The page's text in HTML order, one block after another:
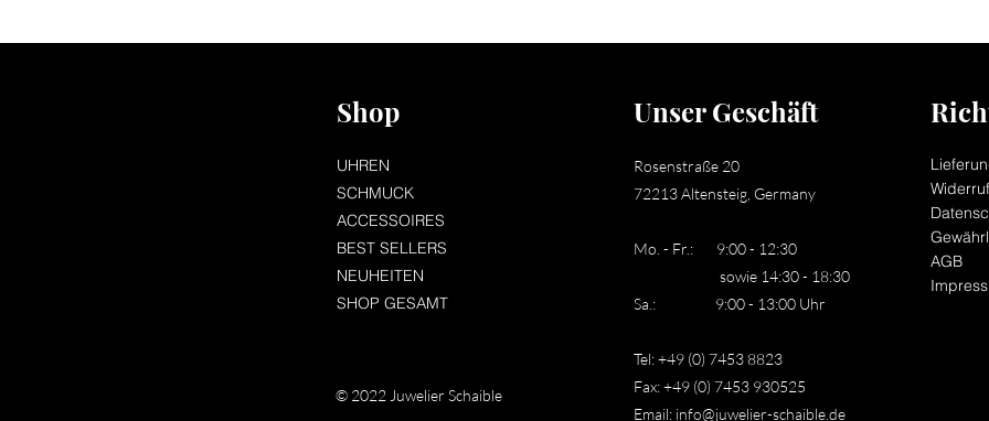
Shop
UHREN
SCHMUCK
ACCESSOIRES
BEST SELLERS
NEUHEITEN
SHOP GESAMT
© 2022 Juwelier Schaible
Unser Geschäft
Rosenstraße 20
72213 Altensteig, Germany
Mo. - Fr.: 9:00 - 12:30
sowie 14:30 - 18:30
Sa.: 9:00 - 13:00 Uhr
Tel: +49 (0) 7453 8823
Fax: +49 (0) 7453 930525
Email: info@juwelier-schaible.de
AGB